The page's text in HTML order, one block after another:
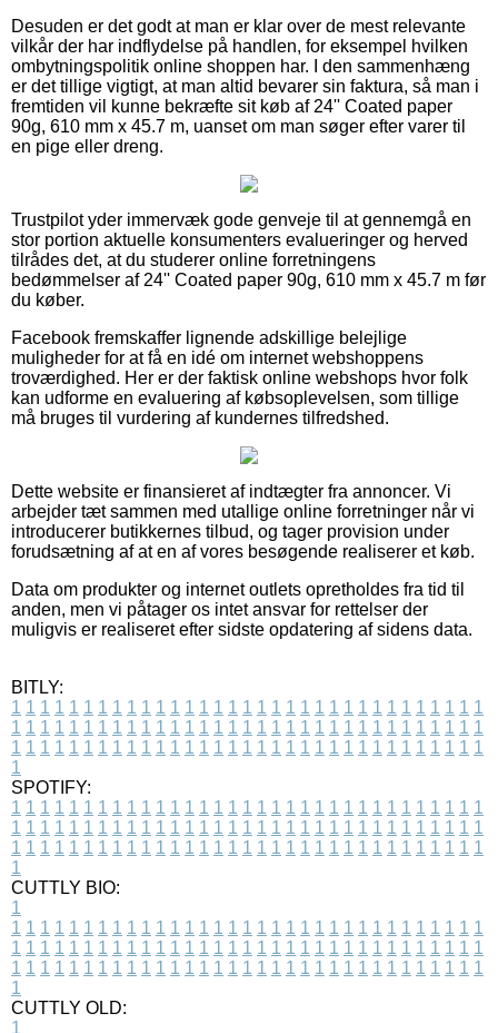
Desuden er det godt at man er klar over de mest relevante
vilkår der har indflydelse på handlen, for eksempel hvilken
ombytningspolitik online shoppen har. I den sammenhæng
er det tillige vigtigt, at man altid bevarer sin faktura, så man i
fremtiden vil kunne bekræfte sit køb af 24'' Coated paper
90g, 610 mm x 45.7 m, uanset om man søger efter varer til
en pige eller dreng.
Trustpilot yder immervæk gode genveje til at gennemgå en
stor portion aktuelle konsumenters evalueringer og herved
tilrådes det, at du studerer online forretningens
bedømmelser af 24'' Coated paper 90g, 610 mm x 45.7 m før
du køber.
Facebook fremskaffer lignende adskillige belejlige
muligheder for at få en idé om internet webshoppens
troværdighed. Her er der faktisk online webshops hvor folk
kan udforme en evaluering af købsoplevelsen, som tillige
må bruges til vurdering af kundernes tilfredshed.
Dette website er finansieret af indtægter fra annoncer. Vi
arbejder tæt sammen med utallige online forretninger når vi
introducerer butikkernes tilbud, og tager provision under
forudsætning af at en af vores besøgende realiserer et køb.
Data om produkter og internet outlets opretholdes fra tid til
anden, men vi påtager os intet ansvar for rettelser der
muligvis er realiseret efter sidste opdatering af sidens data.
BITLY:
1 1 1 1 1 1 1 1 1 1 1 1 1 1 1 1 1 1 1 1 1 1 1 1 1 1 1 1 1 1 1 1 1
1 1 1 1 1 1 1 1 1 1 1 1 1 1 1 1 1 1 1 1 1 1 1 1 1 1 1 1 1 1 1 1 1
1 1 1 1 1 1 1 1 1 1 1 1 1 1 1 1 1 1 1 1 1 1 1 1 1 1 1 1 1 1 1 1 1
1
SPOTIFY:
1 1 1 1 1 1 1 1 1 1 1 1 1 1 1 1 1 1 1 1 1 1 1 1 1 1 1 1 1 1 1 1 1
1 1 1 1 1 1 1 1 1 1 1 1 1 1 1 1 1 1 1 1 1 1 1 1 1 1 1 1 1 1 1 1 1
1 1 1 1 1 1 1 1 1 1 1 1 1 1 1 1 1 1 1 1 1 1 1 1 1 1 1 1 1 1 1 1 1
1
CUTTLY BIO:
1
1 1 1 1 1 1 1 1 1 1 1 1 1 1 1 1 1 1 1 1 1 1 1 1 1 1 1 1 1 1 1 1 1
1 1 1 1 1 1 1 1 1 1 1 1 1 1 1 1 1 1 1 1 1 1 1 1 1 1 1 1 1 1 1 1 1
1 1 1 1 1 1 1 1 1 1 1 1 1 1 1 1 1 1 1 1 1 1 1 1 1 1 1 1 1 1 1 1 1
1
CUTTLY OLD:
1